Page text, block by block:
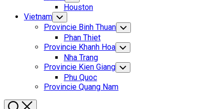
Page
Parent
Child
Menu
Current
Page
Parent
Houston
Vietnam Toggle
Child
Menu
Provincie Binh Thuan Toggle
Child
Menu
Phan Thiet
Provincie Khanh Hoa Toggle
Child
Menu
Nha Trang
Provincie Kien Giang Toggle
Child
Phu Quoc
Provincie Quang Nam